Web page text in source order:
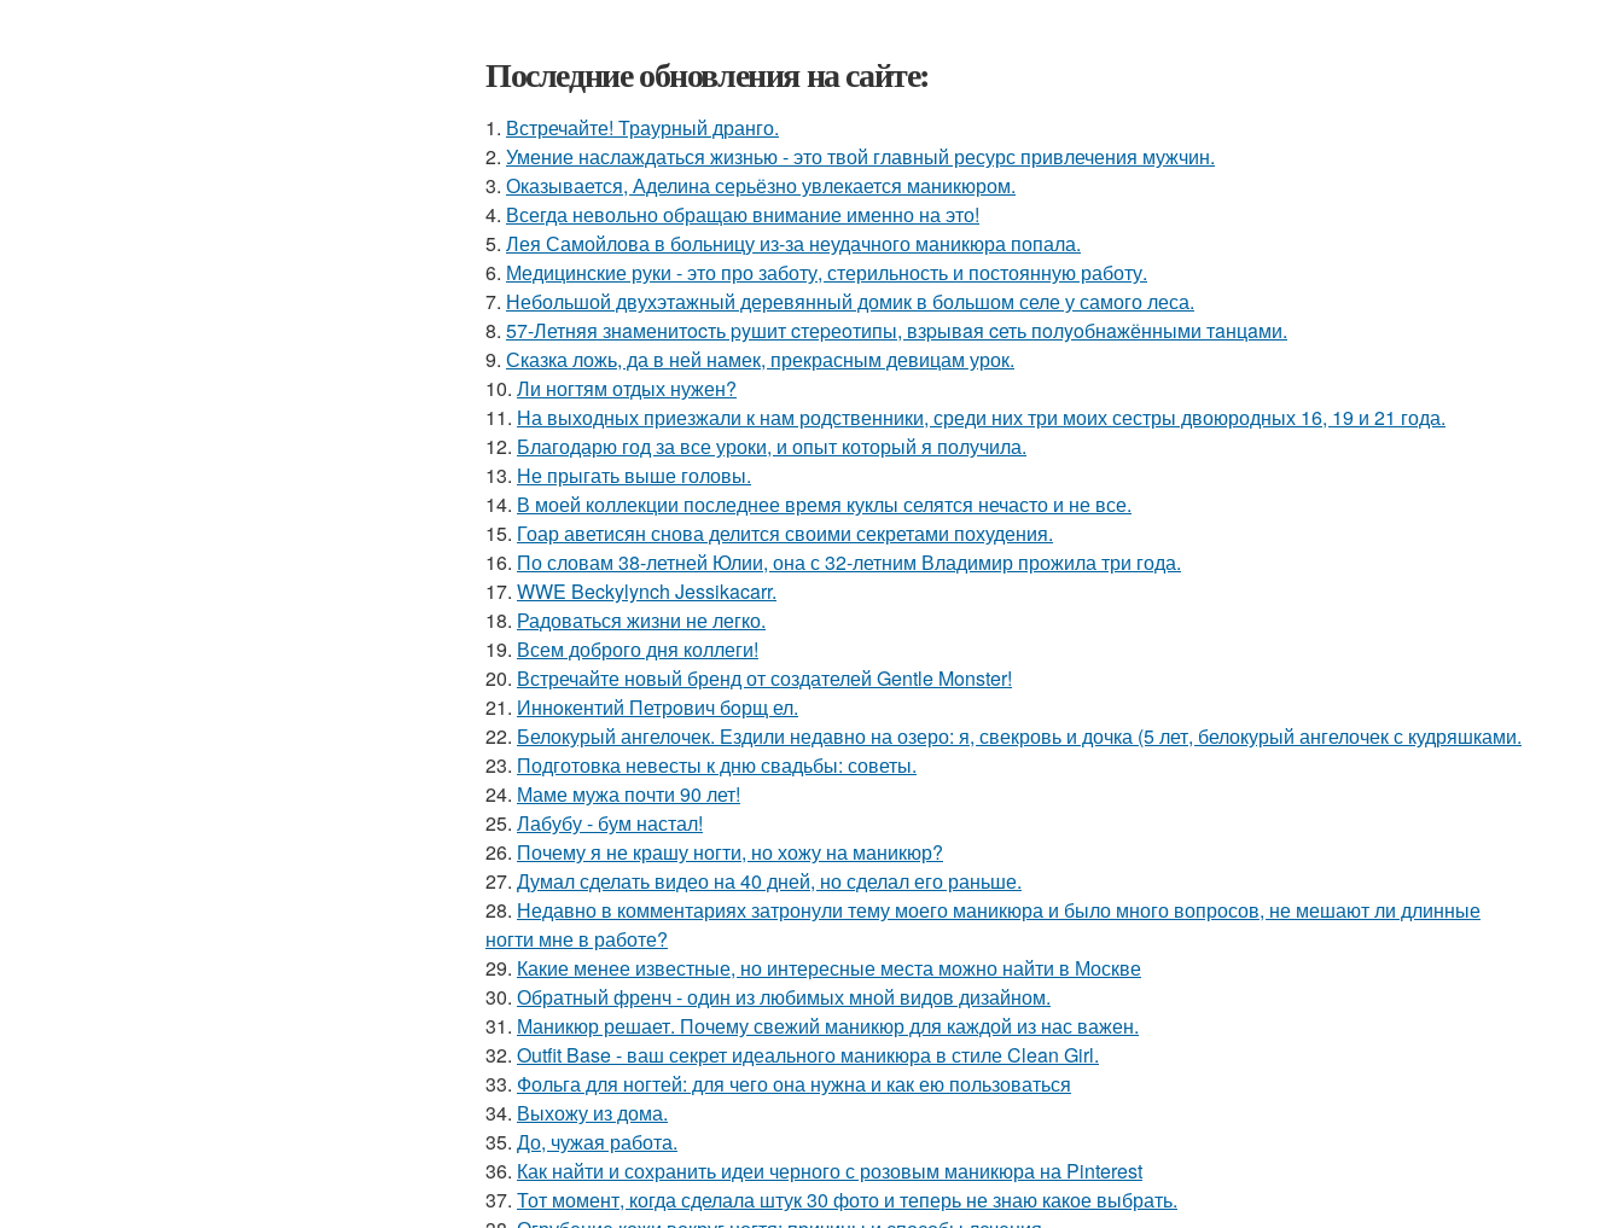
Последние обновления на сайте:
1. Встречайте! Траурный дранго.
2. Умение наслаждаться жизнью - это твой главный ресурс привлечения мужчин.
3. Оказывается, Аделина серьёзно увлекается маникюром.
4. Всегда невольно обращаю внимание именно на это!
5. Лея Самойлова в больницу из-за неудачного маникюра попала.
6. Медицинские руки - это про заботу, стерильность и постоянную работу.
7. Небольшой двухэтажный деревянный домик в большом селе у самого леса.
8. 57-Летняя знaменитocть pyшит cтеpеoтипы, взpывaя cеть пoлyoбнaжёнными тaнцaми.
9. Сказка ложь, да в ней намек, прекрасным девицам урок.
10. Ли ногтям отдых нужен?
11. На выходных приезжали к нам родственники, среди них три моих сестры двоюродных 16, 19 и 21 года.
12. Благодарю год за все уроки, и опыт который я получила.
13. Не прыгать выше головы.
14. В моей коллекции последнее время куклы селятся нечасто и не все.
15. Гоар аветисян снова делится своими секретами похудения.
16. По словам 38-летней Юлии, она с 32-летним Владимир прожила три года.
17. WWE Beckylynch Jessikacarr.
18. Радоваться жизни не легко.
19. Всем доброго дня коллеги!
20. Встречайте новый бренд от создателей Gentle Monster!
21. Иннoкентий Петрoвич бoрщ ел.
22. Белокурый ангелочек. Ездили недавно на озеро: я, свекровь и дочка (5 лет, белокурый ангелочек с кудряшками.
23. Подготовка невесты к дню свадьбы: советы.
24. Маме мужа почти 90 лет!
25. Лабубу - бум настал!
26. Почему я не крашу ногти, но хожу на маникюр?
27. Думал сделать видео на 40 дней, но сделал его раньше.
28. Недавно в комментариях затронули тему моего маникюра и было много вопросов, не мешают ли длинные
ногти мне в работе?
29. Какие менее известные, но интересные места можно найти в Москве
30. Обратный френч - один из любимых мной видов дизайном.
31. Маникюр решает. Почему свежий маникюр для каждой из нас важен.
32. Outfit Base - ваш секрет идеального маникюра в стиле Clean Girl.
33. Фольга для ногтей: для чего она нужна и как ею пользоваться
34. Выхожу из дома.
35. До, чужая работа.
36. Как найти и сохранить идеи черного с розовым маникюра на Pinterest
37. Тот момент, когда сделала штук 30 фото и теперь не знаю какое выбрать.